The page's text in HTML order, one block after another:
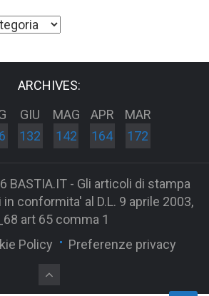
ARCHIVES:
GIU
132
MAG
142
APR
164
MAR
172
BASTIA.IT - Gli articoli di stampa
conformita' al D.L. 9 aprile 2003,
art 65 comma 1
Policy Preferenze privacy